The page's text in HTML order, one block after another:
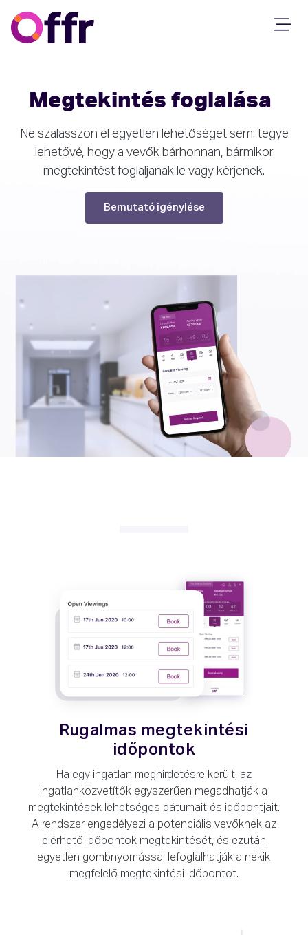
Megtekintés foglalása
Ne szalasszon el egyetlen lehetőséget sem: tegye
lehetővé, hogy a vevők bárhonnan, bármikor
megtekintést foglaljanak le vagy kérjenek.
Bemutató igénylése
Rugalmas megtekintési
időpontok
Ha egy ingatlan meghirdetésre került, az
ingatlanközvetítők egyszerűen megadhatják a
megtekintések lehetséges dátumait és időpontjait.
A rendszer engedélyezi a potenciális vevőknek az
elérhető időpontok megtekintését, és ezután
egyetlen gombnyomással lefoglalhatják a nekik
megfelelő megtekintési időpontot.